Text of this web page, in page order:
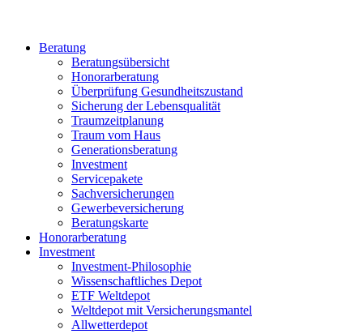
Beratung
Beratungsübersicht
Honorarberatung
Überprüfung Gesundheitszustand
Sicherung der Lebensqualität
Traumzeitplanung
Traum vom Haus
Generationsberatung
Investment
Servicepakete
Sachversicherungen
Gewerbeversicherung
Beratungskarte
Honorarberatung
Investment
Investment-Philosophie
Wissenschaftliches Depot
ETF Weltdepot
Weltdepot mit Versicherungsmantel
Allwetterdepot